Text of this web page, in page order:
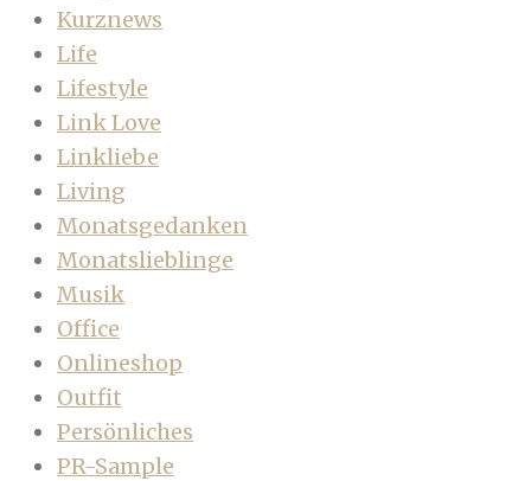
Kurznews
Life
Lifestyle
Link Love
Linkliebe
Living
Monatsgedanken
Monatslieblinge
Musik
Office
Onlineshop
Outfit
Persönliches
PR-Sample